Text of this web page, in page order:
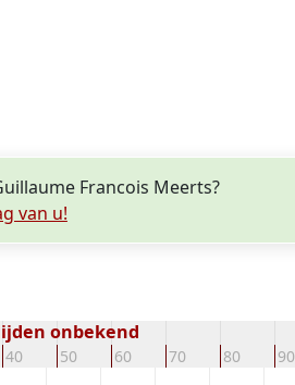
Francois Meerts?
van u!
40 50 60 70 80 90
onbekend